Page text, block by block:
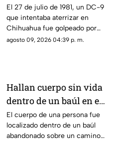
Chihuahua:
recordando la tragedia
del vuelo 230
El 27 de julio de 1981, un DC-9
que intentaba aterrizar en
Chihuahua fue golpeado por
una fuerte tormenta, salió de la
agosto 09, 2026 04:39 p. m.
Hallan cuerpo sin vida
dentro de un baúl en el
complejo industrial
Nombre de Dios
El cuerpo de una persona fue
localizado dentro de un baúl
abandonado sobre un camino